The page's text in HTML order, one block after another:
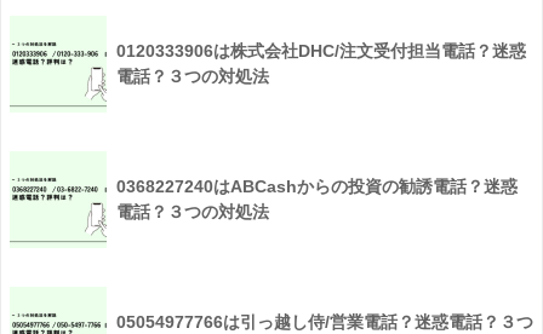
0120333906は株式会社DHC/注文受付担当電話？迷惑
電話？３つの対処法
0368227240はABCashからの投資の勧誘電話？迷惑
電話？３つの対処法
05054977766は引っ越し侍/営業電話？迷惑電話？３つ